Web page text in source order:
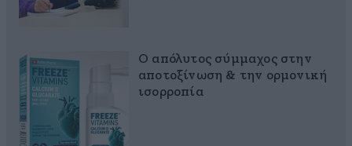
Ο απόλυτος σύμμαχος στην
αποτοξίνωση & την ορμονική
ισορροπία